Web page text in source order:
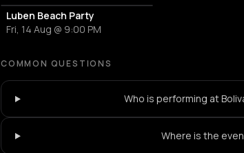
Luben Beach Party
Fri, 14 Aug @ 9:00 PM
COMMON QUESTIONS
Who is performing at
Where is the